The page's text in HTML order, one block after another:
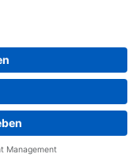
Cookie Choices